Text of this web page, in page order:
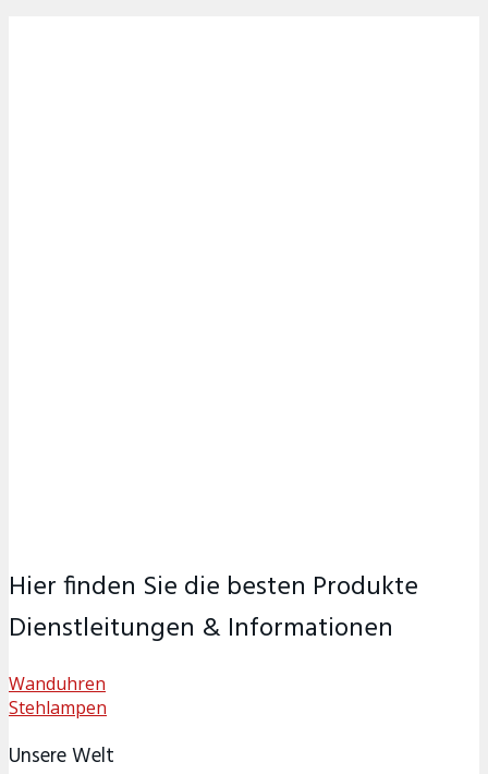
Hier finden Sie die besten Produkte
Dienstleitungen & Informationen
Wanduhren
Stehlampen
UnsereWelt